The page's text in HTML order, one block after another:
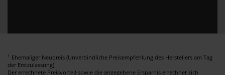
1 Ehemaliger Neupreis (Unverbindliche Preisempfehlung des Herstellers am Tag
der Erstzulassung).
Der errechnete Preisvorteil sowie die angegebene Ersparnis errechnet sich